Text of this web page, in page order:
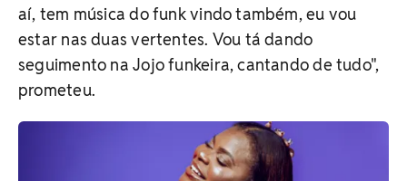
aí, tem música do funk vindo também, eu vou
estar nas duas vertentes. Vou tá dando
seguimento na Jojo funkeira, cantando de tudo",
prometeu.